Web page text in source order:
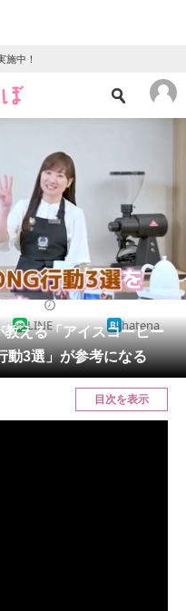
施中！
ズ
育・育児
ーチ
える「アイスコーヒー
動3選」が参考になる
LINE hatena
目次を表示